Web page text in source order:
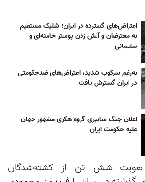
اعتراض‌های گسترده در ایران؛ شلیک مستقیم
به معترضان و آتش زدن پوستر خامنه‌ای و
سلیمانی
به‌رغم سرکوب شدید، اعتراض‌های ضد‌حکومتی
در ایران گسترش یافت
اعلان جنگ سایبری گروه هکری مشهور جهان
علیه حکومت ایران
هویت شش تن از کشته‌شدگان